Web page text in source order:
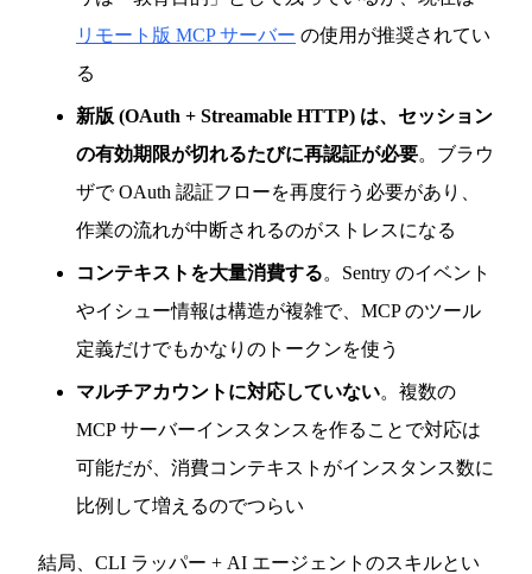
リモート版 MCP サーバー の使用が推奨されてい
る
新版 (OAuth + Streamable HTTP) は、セッション
の有効期限が切れるたびに再認証が必要。ブラウ
ザで OAuth 認証フローを再度行う必要があり、
作業の流れが中断されるのがストレスになる
コンテキストを大量消費する。Sentry のイベント
やイシュー情報は構造が複雑で、MCP のツール
定義だけでもかなりのトークンを使う
マルチアカウントに対応していない。複数の
MCP サーバーインスタンスを作ることで対応は
可能だが、消費コンテキストがインスタンス数に
比例して増えるのでつらい
結局、CLI ラッパー + AI エージェントのスキルとい